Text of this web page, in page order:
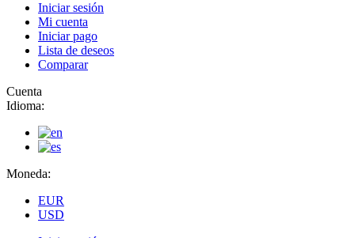
Iniciar sesión
Mi cuenta
Iniciar pago
Lista de deseos
Comparar
Cuenta
Idioma:
Moneda:
EUR
USD